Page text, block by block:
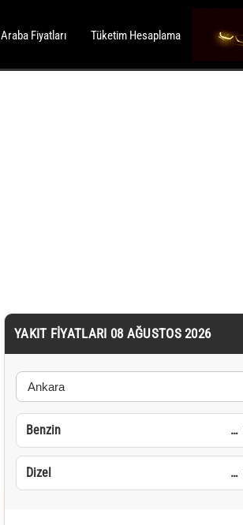
Araba Fiyatları Tüketim Hesaplama
YAKIT FIYATLARI 08 AĞUSTOS 2026
Benzin …
Dizel …